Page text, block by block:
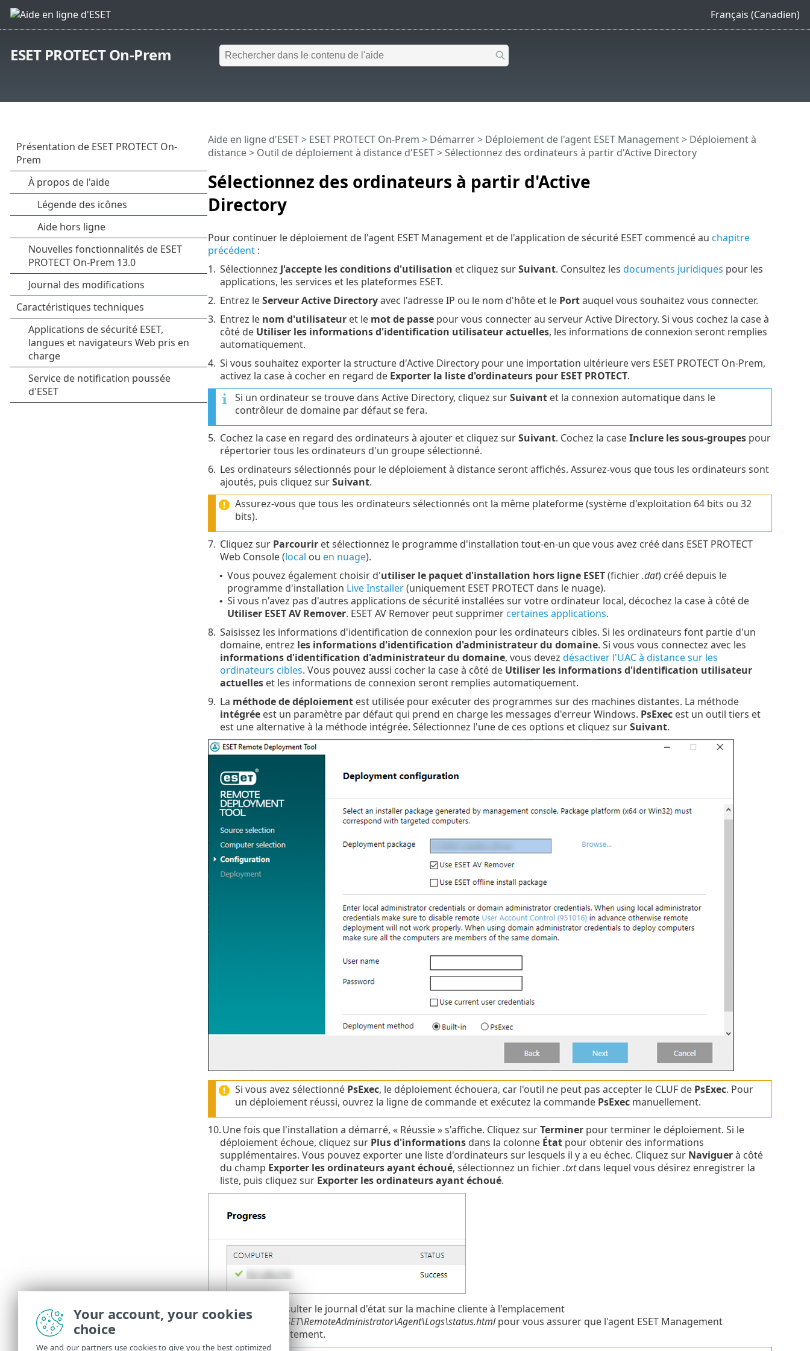
Français (Canadien)
ESET PROTECT On-Prem
Sélectionnez des ordinateurs à partir d'Active
Directory
Aide en ligne d'ESET> ESET PROTECT On-Prem > Démarrer> Déploiement de l'agent ESET Management> Déploiement à
distance> Outil de déploiement à distance d'ESET> Sélectionnez des ordinateurs à partir d'Active Directory
Pour continuer le déploiement de l'agent ESET Management et de l'application de sécurité ESET commencé au chapitre
précédent:
1. Sélectionnez J'accepte les conditions d'utilisation et cliquez surSuivant. Consultez les documents juridiques pour les
applications, les services et les plateformes ESET.
2. Entrez leServeur Active Directoryavec l'adresse IP ou le nom d'hôte et le Portauquel vous souhaitez vous connecter.
3. Entrez le nom d'utilisateuret le mot de passepour vous connecter au serveur Active Directory. Si vous cochez la case à
côté de Utiliser les informations d'identification utilisateur actuelles, les informations de connexion seront remplies
automatiquement.
4. Si vous souhaitez exporter la structure d'Active Directory pour une importation ultérieure vers ESET PROTECT On-Prem,
activez la case à cocher en regard de Exporter la liste d'ordinateurs pour ESET PROTECT.
Si un ordinateur se trouve dans Active Directory, cliquez surSuivantet la connexion automatique dans le
contrôleur de domaine par défaut se fera.
5. Cochez la case en regard des ordinateurs à ajouter et cliquez surSuivant. Cochez la caseInclure les sous-groupespour
répertorier tous les ordinateurs d'un groupe sélectionné.
6. Les ordinateurs sélectionnés pour le déploiement à distance seront affichés. Assurez-vous que tous les ordinateurs sont
ajoutés, puis cliquez surSuivant.
Assurez-vous que tous les ordinateurs sélectionnés ont la même plateforme (système d'exploitation 64 bits ou 32
bits).
7. Cliquez sur Parcouriret sélectionnez le programme d'installation tout-en-un que vous avez créé dans ESET PROTECT
Web Console (local ou en nuage).
• Vous pouvez également choisir d'utiliser le paquet d'installation hors ligne ESET(fichier.dat) créé depuis le
programme d'installation Live Installer(uniquement ESET PROTECT dans le nuage).
• Si vous n'avez pas d'autres applications de sécurité installées sur votre ordinateur local, décochez la case à côté de
Utiliser ESET AV Remover. ESET AV Remover peut supprimercertaines applications.
8. Saisissez les informations d'identification de connexion pour les ordinateurs cibles. Si les ordinateurs font partie d'un
domaine, entrez les informations d'identification d'administrateur du domaine. Si vous vous connectez avec les
informations d'identification d'administrateur du domaine, vous devez désactiver l'UAC à distance sur les
ordinateurs cibles. Vous pouvez aussi cocher la case à côté de Utiliser les informations d'identification utilisateur
actuelleset les informations de connexion seront remplies automatiquement.
9. La méthode de déploiementest utilisée pour exécuter des programmes sur des machines distantes. La méthode
intégréeest un paramètre par défaut qui prend en charge les messages d'erreur Windows. PsExecest un outil tiers et
est une alternative à la méthode intégrée. Sélectionnez l'une de ces options et cliquez surSuivant.
Si vous avez sélectionné PsExec, le déploiement échouera, car l'outil ne peut pas accepter le CLUF de PsExec. Pour
un déploiement réussi, ouvrez la ligne de commande et exécutez la commande PsExecmanuellement.
10.Une fois que l'installation a démarré, « Réussie » s'affiche. Cliquez surTerminerpour terminer le déploiement. Si le
déploiement échoue, cliquez sur Plus d'informationsdans la colonne Étatpour obtenir des informations
supplémentaires. Vous pouvez exporter une liste d'ordinateurs sur lesquels il y a eu échec. Cliquez sur Naviguerà côté
du champ Exporter les ordinateurs ayant échoué, sélectionnez un fichier.txtdans lequel vous désirez enregistrer la
liste, puis cliquez sur Exporter les ordinateurs ayant échoué.
Vous pouvez consulter le journal d'état sur la machine cliente à l'emplacement
C:\ProgramData\ESET\RemoteAdministrator\Agent\Logs\status.htmlpour vous assurer que l'agent ESET Management
fonctionne correctement.
Your account, your cookies
choice
We and our partners use cookies to give you the best optimized